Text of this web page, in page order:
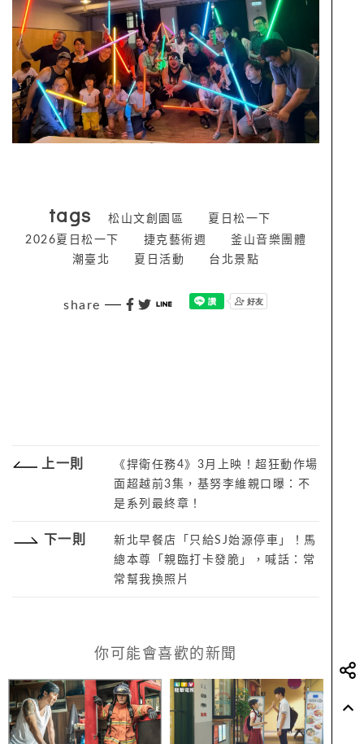
tags 松山文創園區
夏日松一下
2026夏日松一下
捷克藝術週
釜山音樂團體
潮臺北
夏日活動 台北景點
share
上一則
《捍衛任務4》3月上映！超狂動作場
面超越前3集，基努李維親口曝：不
是系列最終章！
下一則
新北早餐店「只給SJ始源停車」！馬
總本尊「親臨打卡發脆」，喊話：常
常幫我換照片
你可能會喜歡的新聞